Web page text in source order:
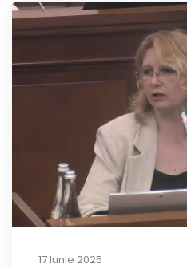
17 Iunie 2025